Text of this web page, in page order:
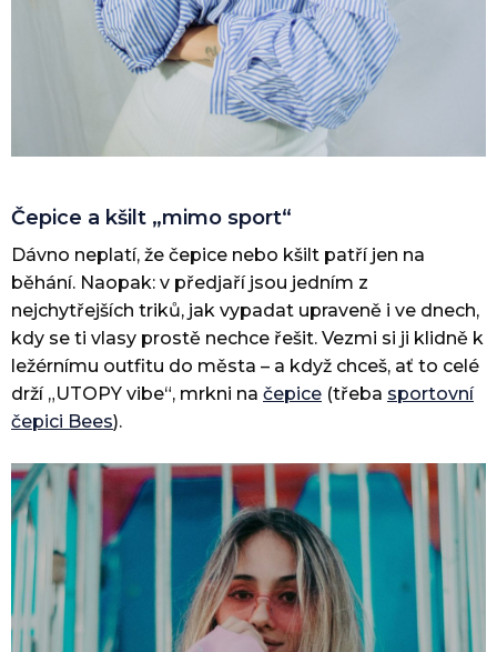
Čepice a kšilt „mimo sport“
Dávno neplatí, že čepice nebo kšilt patří jen na
běhání. Naopak: v předjaří jsou jedním z
nejchytřejších triků, jak vypadat upraveně i ve dnech,
kdy se ti vlasy prostě nechce řešit. Vezmi si ji klidně k
ležérnímu outfitu do města – a když chceš, ať to celé
drží „UTOPY vibe“, mrkni na čepice (třeba sportovní
čepici Bees).